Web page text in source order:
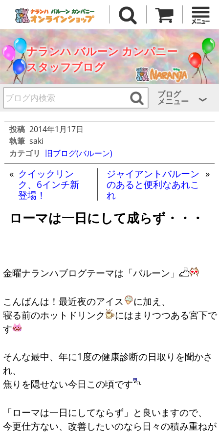
ナランハ バルーン カンパニー
スタッフブログ
ブログ
メニュー
投稿 2014年1月17日
執筆 saki
カテゴリ 旧ブログ(バルーン)
« クイックリン
ク、6インチ新
登場！
ジャイアントバルーン
のあると便利なあれこ
れ
»
ローマは一日にして成らず・・・
金曜ナランハブログテーマは「バルーン」
こんばんは！最近夜のアイス
に加え、
寝る前のホットドリンク
にはまりつつある宮下で
す
そんな最中、年に1度の健康診断の日取りを聞かさ
れ、
焦りを隠せない今日この頃です
「ローマは一日にしてならず」と良いますので、
今更仕方ない、改善したいのなら日々の積み重ねが